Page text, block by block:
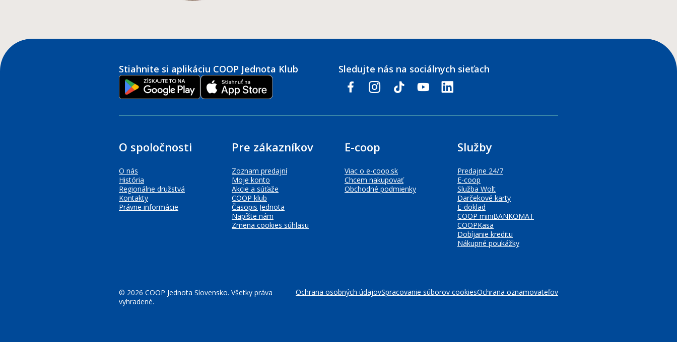
Stiahnite si aplikáciu COOP Jednota Klub Sledujte nás na sociálnych sieťach
facebookinstagram
tiktok youtubelinkedin
© 2026 COOP Jednota Slovensko. Všetky práva
vyhradené.
Ochrana osobných údajovSpracovanie súborov cookiesOchrana oznamovateľov
O spoločnosti
O nás
História
Regionálne družstvá
Kontakty
Právne informácie
Pre zákazníkov
Zoznam predajní
Moje konto
Akcie a súťaže
COOP klub
Časopis Jednota
Napíšte nám
Zmena cookies súhlasu
E-coop
Viac o e-coop.sk
Chcem nakupovať
Obchodné podmienky
Služby
Predajne 24/7
E-coop
Služba Wolt
Darčekové karty
E-doklad
COOP miniBANKOMAT
COOPKasa
Dobíjanie kreditu
Nákupné poukážky